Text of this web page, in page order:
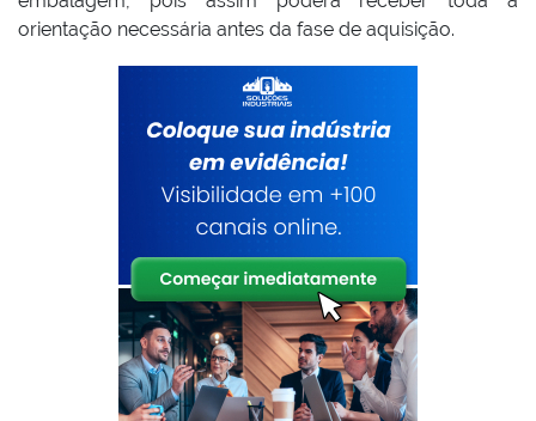
orientação necessária antes da fase de aquisição.